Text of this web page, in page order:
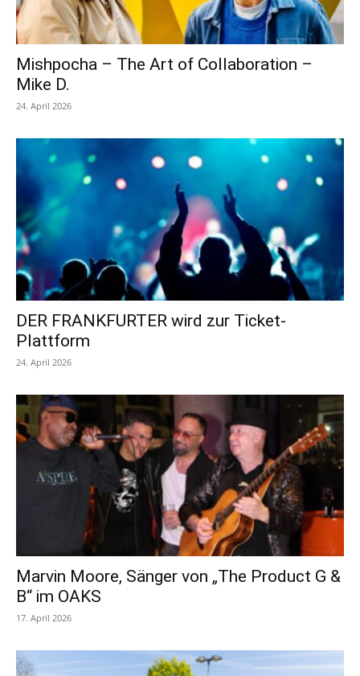
Mishpocha – The Art of Collaboration –
Mike D.
24. April 2026
DER FRANKFURTER wird zur Ticket-
Plattform
24. April 2026
Marvin Moore, Sänger von „The Product G &
B“ im OAKS
17. April 2026